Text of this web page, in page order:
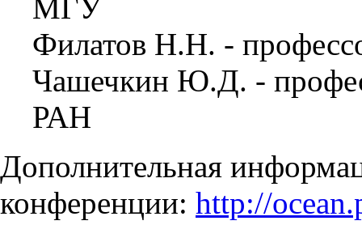
МГУ
Филатов Н.Н. -
Чашечкин Ю.Д. -
РАН
Дополнительная
конференции: http://